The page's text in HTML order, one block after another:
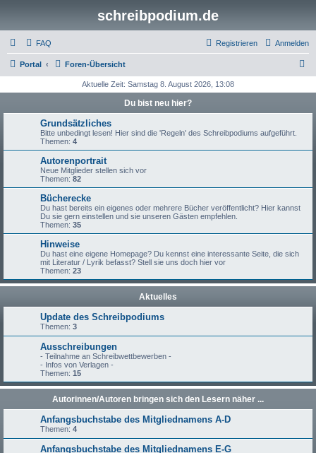
schreibpodium.de
FAQ Anmelden
Registrieren
Portal Foren-Übersicht
h
Aktuelle Zeit: Samstag 8. August 2026, 13:08
Du bist neu hier?
Grundsätzliches
Bitte unbedingt lesen! Hier sind die 'Regeln' des Schreibpodiums aufgeführt.
Themen: 4
Autorenportrait
Neue Mitglieder stellen sich vor
Themen: 82
Bücherecke
Du hast bereits ein eigenes oder mehrere Bücher veröffentlicht? Hier kannst
Du sie gern einstellen und sie unseren Gästen empfehlen.
Themen: 35
Hinweise
Du hast eine eigene Homepage? Du kennst eine interessante Seite, die sich
mit Literatur / Lyrik befasst? Stell sie uns doch hier vor
Themen: 23
Aktuelles
Update des Schreibpodiums
Themen: 3
Ausschreibungen
- Teilnahme an Schreibwettbewerben -
- Infos von Verlagen -
Themen: 15
Autorinnen/Autoren bringen sich den Lesern näher ...
Anfangsbuchstabe des Mitgliednamens A-D
Themen: 4
Anfangsbuchstabe des Mitgliednamens E-G